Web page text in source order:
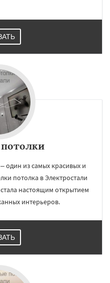
один из самых красивых и
потолка в Электростали
настоящим открытием
интерьеров.